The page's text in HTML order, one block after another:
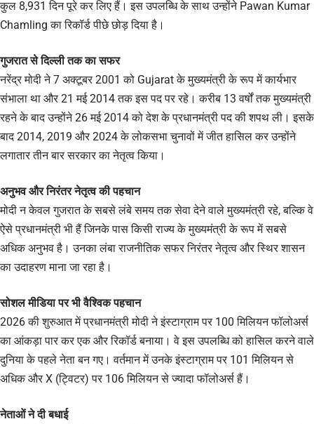
कुल 8,931 दिन पूरे कर लिए हैं। इस उपलब्धि के साथ उन्होंने Pawan Kumar
Chamling का रिकॉर्ड पीछे छोड़ दिया है।
गुजरात से दिल्ली तक का सफर
नरेंद्र मोदी ने 7 अक्टूबर 2001 को Gujarat के मुख्यमंत्री के रूप में कार्यभार
संभाला था और 21 मई 2014 तक इस पद पर रहे। करीब 13 वर्षों तक मुख्यमंत्री
रहने के बाद उन्होंने 26 मई 2014 को देश के प्रधानमंत्री पद की शपथ ली। इसके
बाद 2014, 2019 और 2024 के लोकसभा चुनावों में जीत हासिल कर उन्होंने
लगातार तीन बार सरकार का नेतृत्व किया।
अनुभव और निरंतर नेतृत्व की पहचान
मोदी न केवल गुजरात के सबसे लंबे समय तक सेवा देने वाले मुख्यमंत्री रहे, बल्कि वे
ऐसे प्रधानमंत्री भी हैं जिनके पास किसी राज्य के मुख्यमंत्री के रूप में सबसे
अधिक अनुभव है। उनका लंबा राजनीतिक सफर निरंतर नेतृत्व और स्थिर शासन
का उदाहरण माना जा रहा है।
सोशल मीडिया पर भी वैश्विक पहचान
2026 की शुरुआत में प्रधानमंत्री मोदी ने इंस्टाग्राम पर 100 मिलियन फॉलोअर्स
का आंकड़ा पार कर एक और रिकॉर्ड बनाया। वे इस उपलब्धि को हासिल करने वाले
दुनिया के पहले नेता बन गए। वर्तमान में उनके इंस्टाग्राम पर 101 मिलियन से
अधिक और X (ट्विटर) पर 106 मिलियन से ज्यादा फॉलोअर्स हैं।
नेताओं ने दी बधाई